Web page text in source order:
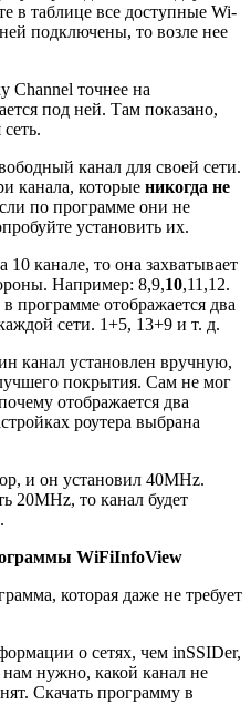
в таблице все доступные Wi-
подключены, то возле нее
Channel точнее на
под ней. Там показано,
канал для своей сети.
канала, которые никогда не
по программе они не
установить их.
10 канале, то она захватывает
Например: 8,9,10,11,12.
программе отображается два
сети. 1+5, 13+9 и т. д.
канал установлен вручную,
покрытия. Сам не мог
отображается два
роутера выбрана
и он установил 40MHz.
20MHz, то канал будет
WiFiInfoView
которая даже не требует
о сетях, чем inSSIDer,
нужно, какой канал не
Скачать программу в